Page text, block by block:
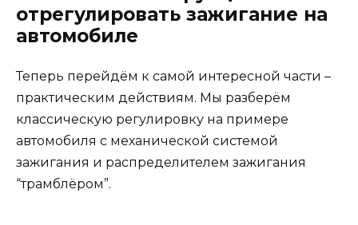
отрегулировать зажигание на
автомобиле
Теперь перейдём к самой интересной части –
практическим действиям. Мы разберём
классическую регулировку на примере
автомобиля с механической системой
зажигания и распределителем зажигания
“трамблёром”.